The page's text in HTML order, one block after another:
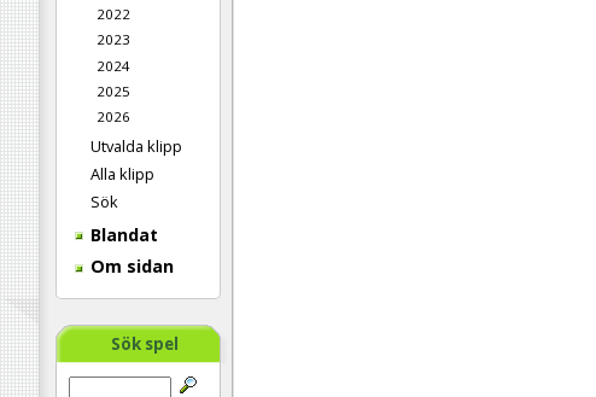
2022
2023
2024
2025
2026
Utvalda klipp
Alla klipp
Sök
Blandat
Om sidan
Sök spel